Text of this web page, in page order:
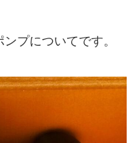
プについてです。